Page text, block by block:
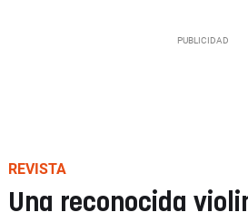
REVISTA
Una reconocida